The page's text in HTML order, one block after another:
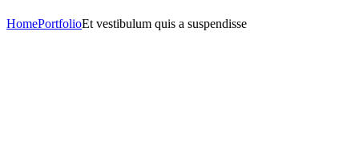
HomePortfolioEt vestibulum quis a suspendisse